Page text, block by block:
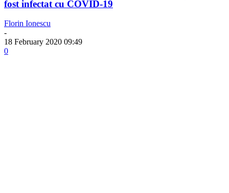
fost infectat cu COVID-19
Florin Ionescu
-
18 February 2020 09:49
0